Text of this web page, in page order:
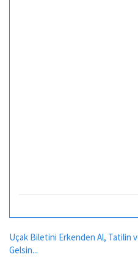
Uçak Biletini Erkenden Al, Tatilin
Gelsin...